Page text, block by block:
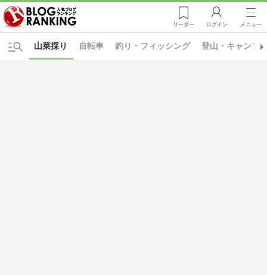
リーダー ログイン メニュー
自転車 釣り・フィッシング 登山・キャンプ
山菜採り